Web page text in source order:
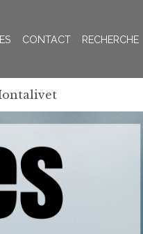
CONTACT RECHERCHE